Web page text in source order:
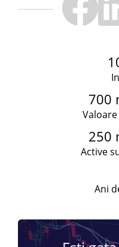
700
250
Active
Ani